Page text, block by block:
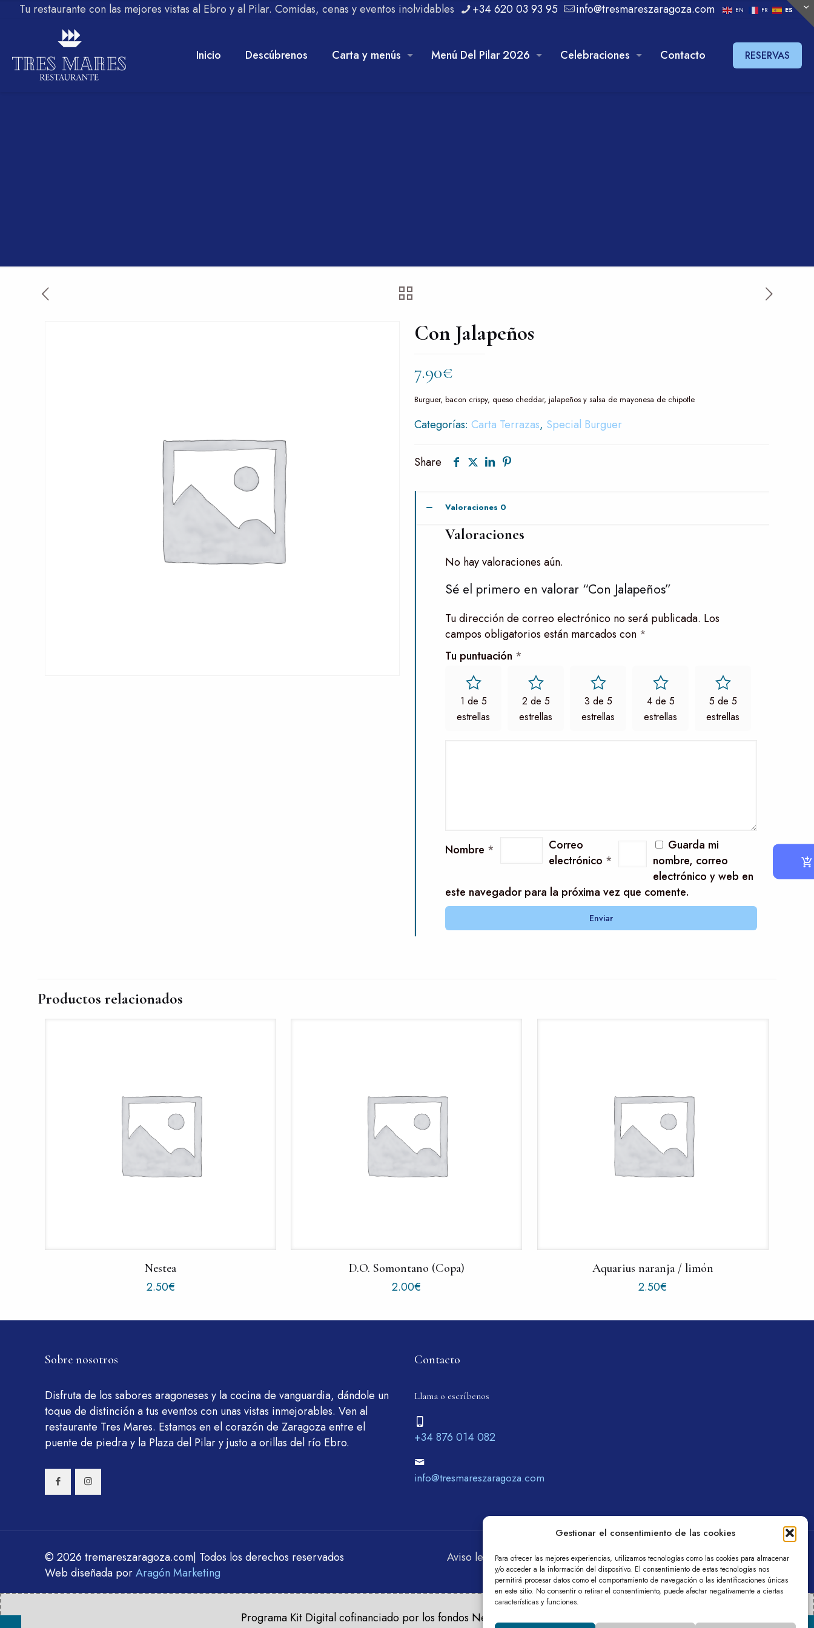
Gestionar el consentimiento de las cookies
Para ofrecer las mejores experiencias, utilizamos tecnologías como las cookies para almacenar
y/o acceder a la información del dispositivo. El consentimiento de estas tecnologías nos
permitirá procesar datos como el comportamiento de navegación o las identificaciones únicas
en este sitio. No consentir o retirar el consentimiento, puede afectar negativamente a ciertas
características y funciones.
Tu restaurante con las mejores vistas al Ebro y al Pilar. Comidas, cenas y eventos inolvidables +34 620 03 93 95 info@tresmareszaragoza.com EN FR ES
Inicio Descúbrenos Carta y menús Menú Del Pilar 2026 Celebraciones Contacto RESERVAS
Con Jalapeños
7.90€
Burguer, bacon crispy, queso cheddar, jalapeños y salsa de mayonesa de chipotle
Categorías: Carta Terrazas, Special Burguer
Share
Valoraciones 0
Valoraciones
No hay valoraciones aún.
Sé el primero en valorar “Con Jalapeños”
Tu dirección de correo electrónico no será publicada. Los
campos obligatorios están marcados con *
Tu puntuación *
1 de 5
estrellas
2 de 5
estrellas
3 de 5
estrellas
4 de 5
estrellas
5 de 5
estrellas
Nombre *
Correo
electrónico *
Guarda mi
nombre, correo
electrónico y web en
este navegador para la próxima vez que comente.
Productos relacionados
Nestea
2.50€
D.O. Somontano (Copa)
2.00€
Aquarius naranja / limón
2.50€
Sobre nosotros
Disfruta de los sabores aragoneses y la cocina de vanguardia, dándole un
toque de distinción a tus eventos con unas vistas inmejorables. Ven al
restaurante Tres Mares. Estamos en el corazón de Zaragoza entre el
puente de piedra y la Plaza del Pilar y justo a orillas del río Ebro.
Contacto
Llama o escríbenos
+34 876 014 082
info@tresmareszaragoza.com
© 2026 tremareszaragoza.com| Todos los derechos reservados
Web diseñada porAragón Marketing
Aviso legal Política de privacidad Política de cookies (UE)
Programa Kit Digital cofinanciado por los fondos Next Generation (EU)